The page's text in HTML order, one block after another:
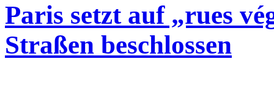
Paris setzt auf „rues
Straßen beschlossen